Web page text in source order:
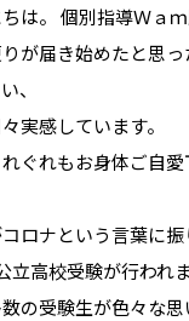
は。 個別指導Ｗａｍ
が届き始めたと思
、
実感しています。
ぐれもお身体ご自愛
ロナという言葉に
立高校受験が行われ
の受験生が色々な